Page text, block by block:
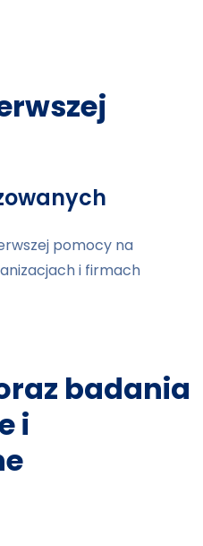
pomocy na
i firmach
badania
i